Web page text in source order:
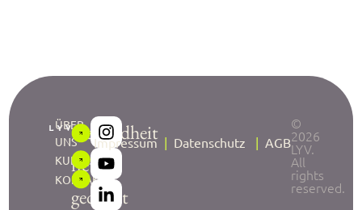
Gesundheit
neu
gedacht
ÜBER
UNS
KURSE
KONTAKT
Impressum | Datenschutz | AGB
©
2026
LYV.
All
rights
reserved.